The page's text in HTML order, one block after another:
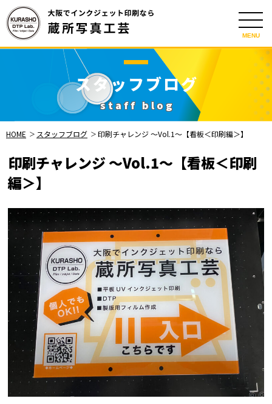
MENU
スタッフブログ
staff blog
HOME スタッフブログ 印刷チャレンジ 〜Vol.1〜【看板＜印刷編＞】
印刷チャレンジ 〜Vol.1〜【看板＜印刷
編＞】